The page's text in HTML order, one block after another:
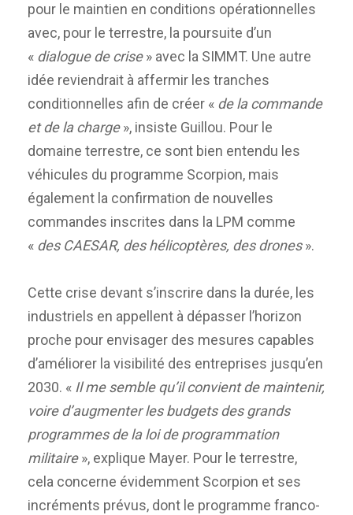
pour le maintien en conditions opérationnelles
avec, pour le terrestre, la poursuite d’un
« dialogue de crise» avec la SIMMT. Une autre
idée reviendrait à affermir les tranches
conditionnelles afin de créer « de la commande
et de la charge», insiste Guillou. Pour le
domaine terrestre, ce sont bien entendu les
véhicules du programme Scorpion, mais
également la confirmation de nouvelles
commandes inscrites dans la LPM comme
« des CAESAR, des hélicoptères, des drones».
Cette crise devant s’inscrire dans la durée, les
industriels en appellent à dépasser l’horizon
proche pour envisager des mesures capables
d’améliorer la visibilité des entreprises jusqu’en
2030. « Il me semble qu’il convient de maintenir,
voire d’augmenter les budgets des grands
programmes de la loi de programmation
militaire», explique Mayer. Pour le terrestre,
cela concerne évidemment Scorpion et ses
incréments prévus, dont le programme franco-